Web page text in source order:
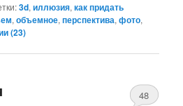
3d,иллюзия,как придать
,объемное,перспектива,фото,
(23)
48